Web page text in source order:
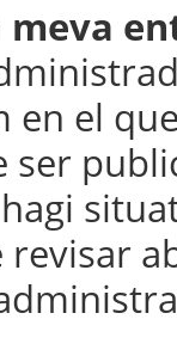
meva
el
ser
revisar